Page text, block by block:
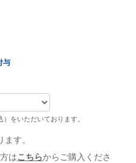
与
をいただいております。
す。
はこちらからご購入くださ